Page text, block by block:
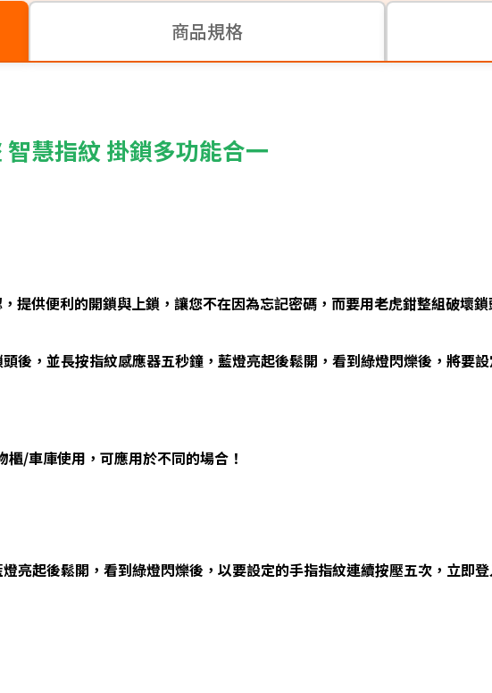
商品規格
慧指紋 掛鎖多功能合一
提供便利的開鎖與上鎖，讓您不在因為忘記密碼，而要用老虎鉗整組破壞
後，並長按指紋感應器五秒鐘，藍燈亮起後鬆開，看到綠燈閃爍後，將要
/車庫使用，可應用於不同的場合！
亮起後鬆開，看到綠燈閃爍後，以要設定的手指指紋連續按壓五次，立即